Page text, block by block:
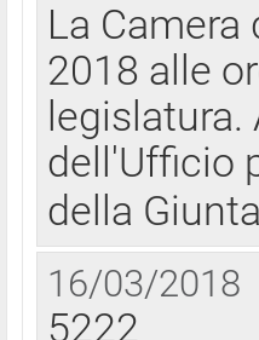
La
2018 alle
dell'Ufficio
della
16/03/2018
5222